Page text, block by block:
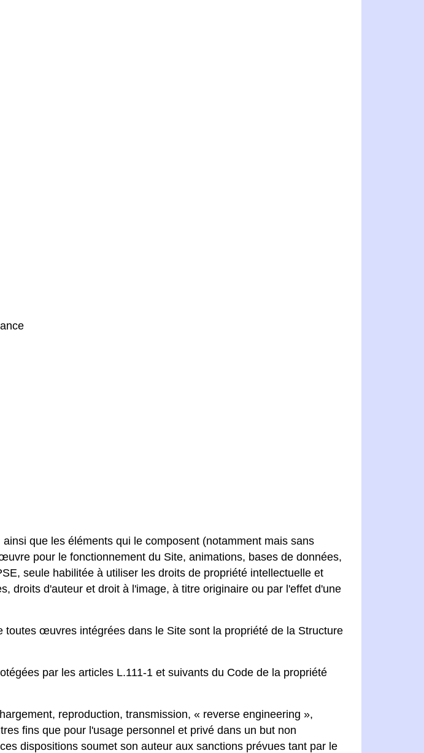
que les éléments qui le composent (notamment mais sans
pour le fonctionnement du Site, animations, bases de données,
seule habilitée à utiliser les droits de propriété intellectuelle et
droits d'auteur et droit à l'image, à titre originaire ou par l'effet d'une
œuvres intégrées dans le Site sont la propriété de la Structure
par les articles L.111-1 et suivants du Code de la propriété
reproduction, transmission, « reverse engineering »,
fins que pour l'usage personnel et privé dans un but non
dispositions soumet son auteur aux sanctions prévues tant par le